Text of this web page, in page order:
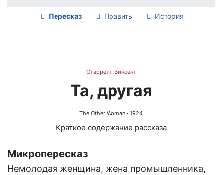
Пересказ Править История
Старретт, Винсент
Та, другая
The Other Woman · 1924
Краткое содержание рассказа
Микропересказ
Немолодая женщина, жена промышленника,